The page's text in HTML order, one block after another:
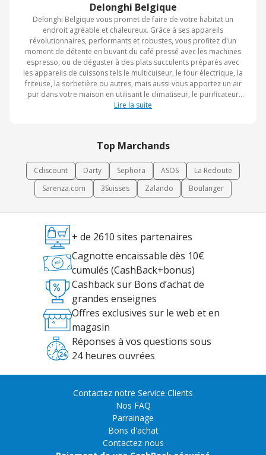
Delonghi Belgique
Delonghi Belgique vous promet de faire de votre habitat un
endroit agréable et chaleureux. Grâce à ses appareils
révolutionnaires, performants et robustes, vous profitez d'un
moment de détente en buvant du café pressé avec les machines
espresso, ou de déguster à des plats succulents préparés avec
les appareils de cuissons tels le multicuiseur, le four électrique, la
friteuse, la sorbetière ou autres, mais aussi vous apportez un air
pur dans votre maison en utilisant le climatiseur, le purificateur
d'air, le convecteur et bien plus encore. Sur Delonghi Belgique,
Lire la suite
Top Marchands
Cdiscount Darty Sephora ASOS
La Redoute
Sarenza.com
3Suisses Zalando Boulanger
+ de 2610 sites partenaires
Cagnotte encaissable dès 10€
cumulés (CashBack+bonus)
Cashback sur Bons d’achat de
grandes enseignes
Offres exclusives sur le web et en
magasin
Réponses à vos questions sous
24 heures ouvrées
Contactez notre Service Clients
Nos FAQ
Parrainage
Bons d'achat
Contactez-nous